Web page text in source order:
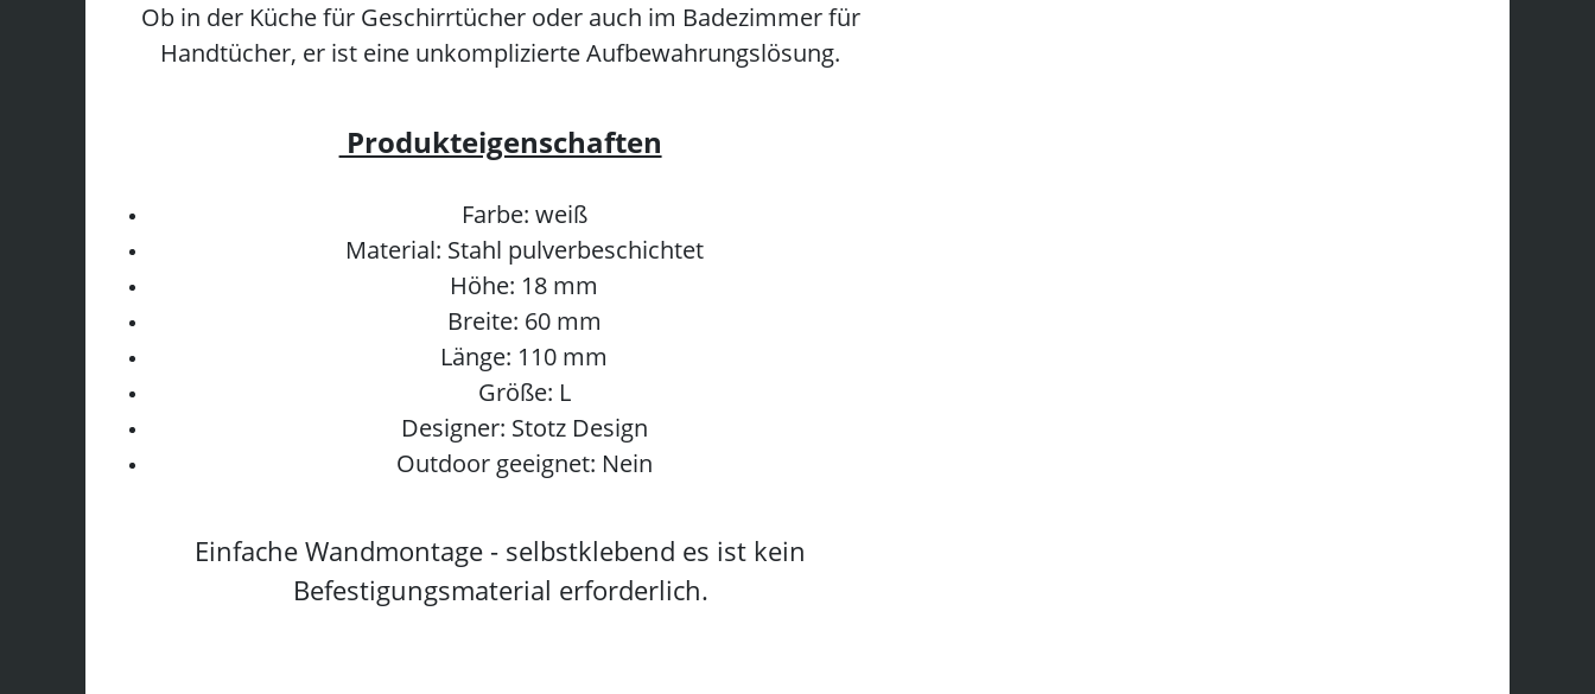
Ob in der Küche für Geschirrtücher oder auch im Badezimmer für
Handtücher, er ist eine unkomplizierte Aufbewahrungslösung.
Produkteigenschaften
Farbe: weiß
Material: Stahl pulverbeschichtet
Höhe: 18 mm
Breite: 60 mm
Länge: 110 mm
Größe: L
Designer: Stotz Design
Outdoor geeignet: Nein
Einfache Wandmontage - selbstklebend es ist kein
Befestigungsmaterial erforderlich.